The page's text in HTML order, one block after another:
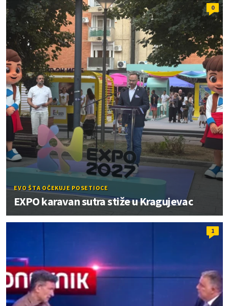
0
EVO ŠTA OČEKUJE POSETIOCE
EXPO karavan sutra stiže u Kragujevac
1